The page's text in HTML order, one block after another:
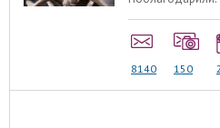
8140 150 2